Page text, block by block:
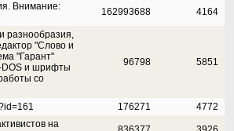
Внимание:
162993688 4164
разнообразия,
"Слово и
"Гарант"
DOS и шрифты
со
96798 5851
176271 4772
на